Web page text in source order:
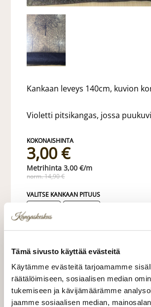
Tämä sivusto käyttää evästeitä
Käytämme evästeitä tarjoamamme
räätälöimiseen, sosiaalisen median
tukemiseen ja kävijämäärämme
jaamme sosiaalisen median,
Kankaan leveys 140cm, kuvion
Violetti pitsikangas, jossa
3,00 €
3,00 €/m
norm. 14,90 €
VALITSE KANKAAN PITUUS
Valitse mukaan
(sis. työn ja tarvikkeet)